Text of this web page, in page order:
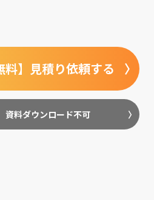
料】見積り依頼する
資料ダウンロード不可